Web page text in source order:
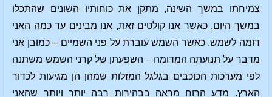
צמיחתו במשך השינה, מתקן את כוחותיו השונים שהתכלו
במשך היום. כאשר אנו קולטים זאת, אנו מבינים עד כמה האני
דומה לשמש. כאשר השמש עוברת על פני השמיים – כמובן אני
מדבר על תנועתה המדומה – השפעתן של קרני השמש משתנה
לפי מערכות הכוכבים בגלגל המזלות שמהן הן מגיעות לכדור
הארץ. מדע הרוח מראה בבהירות רבה יותר ויותר שהאני